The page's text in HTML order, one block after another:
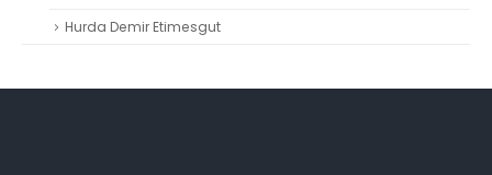
Hurda Demir Etimesgut